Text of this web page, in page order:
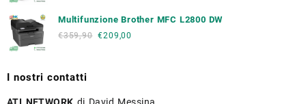
Multifunzione Brother MFC L2800 DW
€359,90 €209,00
I nostri contatti
ATI NETWORK di David Messina